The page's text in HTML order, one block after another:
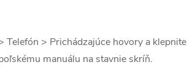
Telefón > Prichádzajúce hovory a klepnite
manuálu na stavnie skríň.